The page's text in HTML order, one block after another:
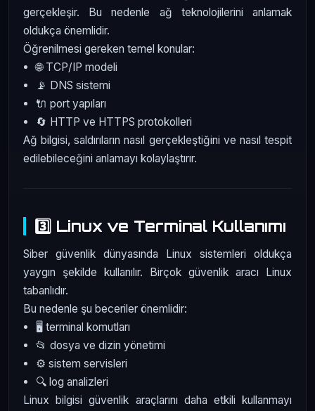
gerçekleşir. Bu nedenle ağ teknolojilerini anlamak
oldukça önemlidir.
Öğrenilmesi gereken temel konular:
🌐 TCP/IP modeli
📡 DNS sistemi
🔌 port yapıları
🔄 HTTP ve HTTPS protokolleri
Ağ bilgisi, saldırıların nasıl gerçekleştiğini ve nasıl tespit
edilebileceğini anlamayı kolaylaştırır.
3️⃣ Linux ve Terminal Kullanımı
Siber güvenlik dünyasında Linux sistemleri oldukça
yaygın şekilde kullanılır. Birçok güvenlik aracı Linux
tabanlıdır.
Bu nedenle şu beceriler önemlidir:
🖥️ terminal komutları
📂 dosya ve dizin yönetimi
⚙️ sistem servisleri
🔍 log analizleri
Linux bilgisi güvenlik araçlarını daha etkili kullanmayı